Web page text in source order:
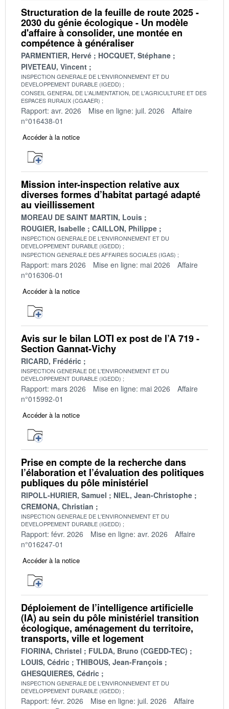
Structuration de la feuille de route 2025 -
2030 du génie écologique - Un modèle
d'affaire à consolider, une montée en
compétence à généraliser
PARMENTIER, Hervé
HOCQUET, Stéphane
PIVETEAU, Vincent
INSPECTION GENERALE DE L'ENVIRONNEMENT ET DU
DEVELOPPEMENT DURABLE (IGEDD)
CONSEIL GENERAL DE L'ALIMENTATION, DE L'AGRICULTURE ET DES
ESPACES RURAUX (CGAAER)
Rapport: avr. 2026 Mise en ligne: juil. 2026
Affaire
n°016438-01
Accéder à la notice
Mission inter-inspection relative aux
diverses formes d’habitat partagé adapté
au vieillissement
MOREAU DE SAINT MARTIN, Louis
ROUGIER, Isabelle
CAILLON, Philippe
INSPECTION GENERALE DE L'ENVIRONNEMENT ET DU
DEVELOPPEMENT DURABLE (IGEDD)
INSPECTION GENERALE DES AFFAIRES SOCIALES (IGAS)
Rapport: mars 2026 Mise en ligne: mai 2026
Affaire
n°016306-01
Accéder à la notice
Avis sur le bilan LOTI ex post de l’A 719 -
Section Gannat-Vichy
RICARD, Frédéric
INSPECTION GENERALE DE L'ENVIRONNEMENT ET DU
DEVELOPPEMENT DURABLE (IGEDD)
Rapport: mars 2026 Mise en ligne: mai 2026
Affaire
n°015992-01
Accéder à la notice
Prise en compte de la recherche dans
l’élaboration et l’évaluation des politiques
publiques du pôle ministériel
RIPOLL-HURIER, Samuel
NIEL, Jean-Christophe
CREMONA, Christian
INSPECTION GENERALE DE L'ENVIRONNEMENT ET DU
DEVELOPPEMENT DURABLE (IGEDD)
Rapport: févr. 2026 Mise en ligne: avr. 2026
Affaire
n°016247-01
Accéder à la notice
Déploiement de l’intelligence artificielle
(IA) au sein du pôle ministériel transition
écologique, aménagement du territoire,
transports, ville et logement
FIORINA, Christel
FULDA, Bruno (CGEDD-TEC)
LOUIS, Cédric
THIBOUS, Jean-François
GHESQUIERES, Cédric
INSPECTION GENERALE DE L'ENVIRONNEMENT ET DU
DEVELOPPEMENT DURABLE (IGEDD)
Rapport: févr. 2026 Mise en ligne: juil. 2026
Affaire